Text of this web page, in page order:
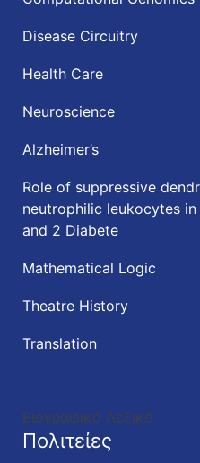
Disease Circuitry
Health Care
Neuroscience
Alzheimer’s
Role of suppressive
neutrophilic leukocytes
and 2 Diabete
Mathematical Logic
Theatre History
Translation
Βιογραφικό Λεξικό
Πολιτείες